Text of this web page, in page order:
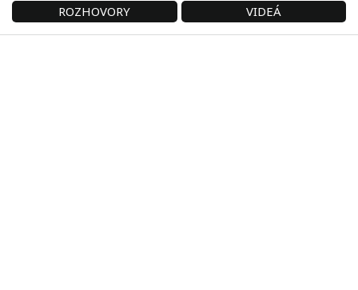
ROZHOVORY
VIDEÁ